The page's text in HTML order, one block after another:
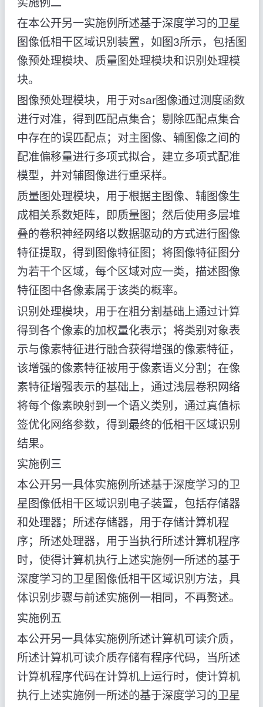
实施例二
在本公开另一实施例所述基于深度学习的卫星
图像低相干区域识别装置，如图3所示，包括图
像预处理模块、质量图处理模块和识别处理模
块。
图像预处理模块，用于对sar图像通过测度函数
进行对准，得到匹配点集合；剔除匹配点集合
中存在的误匹配点；对主图像、辅图像之间的
配准偏移量进行多项式拟合，建立多项式配准
模型，并对辅图像进行重采样。
质量图处理模块，用于根据主图像、辅图像生
成相关系数矩阵，即质量图；然后使用多层堆
叠的卷积神经网络以数据驱动的方式进行图像
特征提取，得到图像特征图；将图像特征图分
为若干个区域，每个区域对应一类，描述图像
特征图中各像素属于该类的概率。
识别处理模块，用于在粗分割基础上通过计算
得到各个像素的加权量化表示；将类别对象表
示与像素特征进行融合获得增强的像素特征，
该增强的像素特征被用于像素语义分割；在像
素特征增强表示的基础上，通过浅层卷积网络
将每个像素映射到一个语义类别，通过真值标
签优化网络参数，得到最终的低相干区域识别
结果。
实施例三
本公开另一具体实施例所述基于深度学习的卫
星图像低相干区域识别电子装置，包括存储器
和处理器；所述存储器，用于存储计算机程
序；所述处理器，用于当执行所述计算机程序
时，使得计算机执行上述实施例一所述的基于
深度学习的卫星图像低相干区域识别方法，具
体识别步骤与前述实施例一相同，不再赘述。
实施例五
本公开另一具体实施例所述计算机可读介质，
所述计算机可读介质存储有程序代码，当所述
计算机程序代码在计算机上运行时，使计算机
执行上述实施例一所述的基于深度学习的卫星